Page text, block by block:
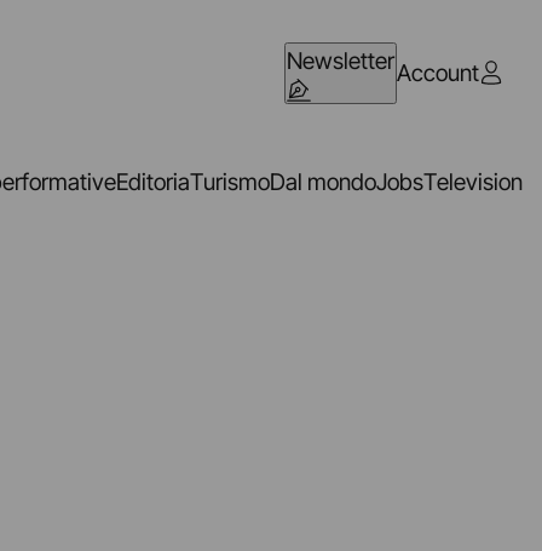
NewsletterAccount
EditoriaTurismoDal mondoJobsTelevision